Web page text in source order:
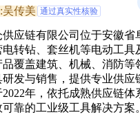
吴传美 通过真实性核验
应链有限公司位于安徽省
转钻、套丝机等电动工具
覆盖建筑、机械、消防等
研发与销售，提供专业供应
年，依托成熟供应链体
靠的工业级工具解决方案。